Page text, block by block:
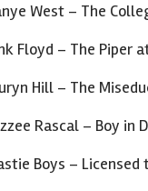
West – The
Floyd – The Piper
Hill – The
Rascal – Boy in
Boys – Licensed